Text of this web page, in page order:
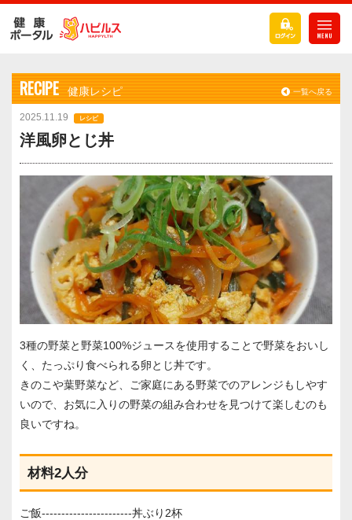
RECIPE 健康レシピ 一覧へ戻る
2025.11.19 レシピ
洋風卵とじ丼
3種の野菜と野菜100%ジュースを使用することで野菜をおいし
く、たっぷり食べられる卵とじ丼です。
きのこや葉野菜など、ご家庭にある野菜でのアレンジもしやす
いので、お気に入りの野菜の組み合わせを見つけて楽しむのも
良いですね。
材料2人分
ご飯-----------------------丼ぶり2杯